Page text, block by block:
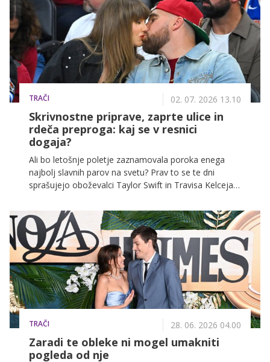
TRAČI 02. 07. 2026 13.10
Skrivnostne priprave, zaprte ulice in
rdeča preproga: kaj se v resnici
dogaja?
Ali bo letošnje poletje zaznamovala poroka enega
najbolj slavnih parov na svetu? Prav to se te dni
sprašujejo oboževalci Taylor Swift in Travisa Kelceja,
da se pripravlja velik dogodek. Čeprav zvezdnika za
zdaj molčita, so govorice vse glasnejše, internet pa je
že skoraj prepričan, da se bliža težko pričakovani
trenutek.
TRAČI 28. 06. 2026 04.00
Zaradi te obleke ni mogel umakniti
pogleda od nje